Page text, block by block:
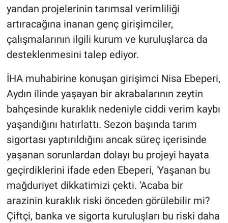
yandan projelerinin tarımsal verimliliği
artıracağına inanan genç girişimciler,
çalışmalarının ilgili kurum ve kuruluşlarca da
desteklenmesini talep ediyor.
İHA muhabirine konuşan girişimci Nisa Ebeperi,
Aydın ilinde yaşayan bir akrabalarının zeytin
bahçesinde kuraklık nedeniyle ciddi verim kaybı
yaşandığını hatırlattı. Sezon başında tarım
sigortası yaptırıldığını ancak süreç içerisinde
yaşanan sorunlardan dolayı bu projeyi hayata
geçirdiklerini ifade eden Ebeperi, 'Yaşanan bu
mağduriyet dikkatimizi çekti. 'Acaba bir
arazinin kuraklık riski önceden görülebilir mi?
Çiftçi, banka ve sigorta kuruluşları bu riski daha